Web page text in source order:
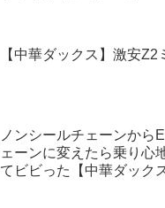
【中華ダックス】激安Z2
ノンシールチェーンから
ェーンに変えたら乗り心
てビビった【中華ダック